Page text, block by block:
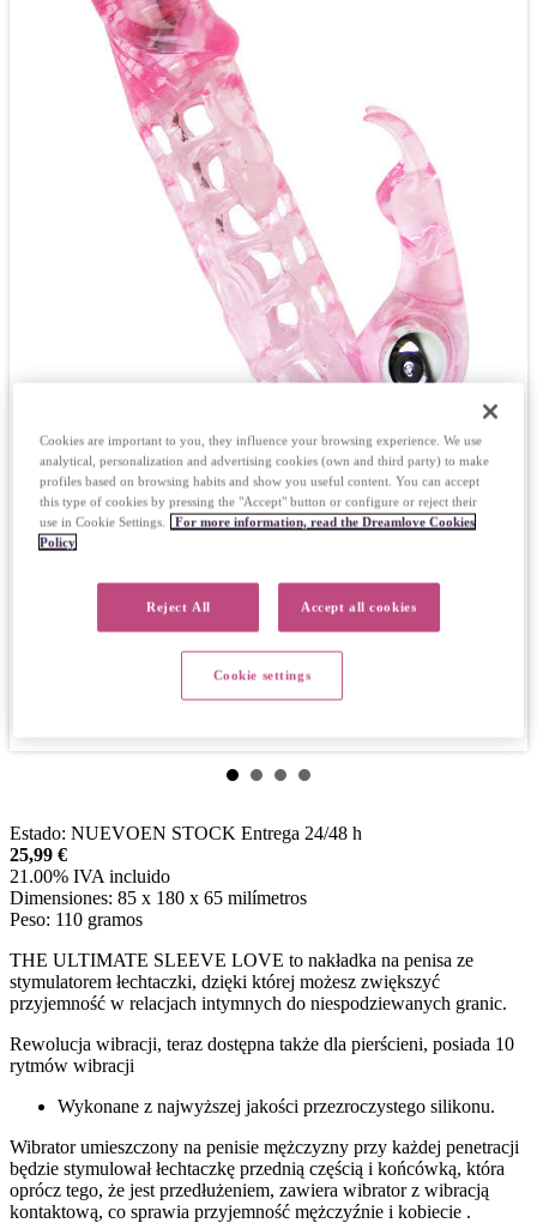
Poznaj nas RozwiązaniaTechnologia i operacje
Dropshipping hurtowy
produkty
ROZNE PRZEDMIOTY
BDSM i NIEWOLA
Apteka
GRY
ZABAWKI DOBREGO SAMOPOCZUCIA
MODA I BIELIZNA
KONDOMY
Estado: NUEVOEN STOCK Entrega 24/48 h
25,99 €
21.00% IVA incluido
Dimensiones: 85 x 180 x 65 milímetros
Peso: 110 gramos
THE ULTIMATE SLEEVE LOVE to nakładka na penisa ze
stymulatorem łechtaczki, dzięki której możesz zwiększyć
przyjemność w relacjach intymnych do niespodziewanych granic.
Rewolucja wibracji, teraz dostępna także dla pierścieni, posiada 10
rytmów wibracji
Wykonane z najwyższej jakości przezroczystego silikonu.
Wibrator umieszczony na penisie mężczyzny przy każdej penetracji
będzie stymulował łechtaczkę przednią częścią i końcówką, która
oprócz tego, że jest przedłużeniem, zawiera wibrator z wibracją
kontaktową, co sprawia przyjemność mężczyźnie i kobiecie .
Cookies are important to you, they influence your browsing experience. We use
analytical, personalization and advertising cookies (own and third party) to make
profiles based on browsing habits and show you useful content. You can accept
this type of cookies by pressing the "Accept" button or configure or reject their
use in Cookie Settings.
For more information, read the Dreamlove Cookies
Policy
Reject All Accept all cookies
Cookie settings